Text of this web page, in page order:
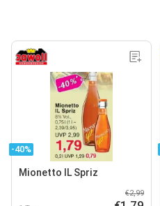
-40%
Mionetto IL Spriz
€2,99